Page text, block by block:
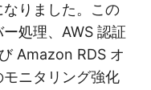
なりました。この
処理、AWS 認証
Amazon RDS オ
ニタリング強化